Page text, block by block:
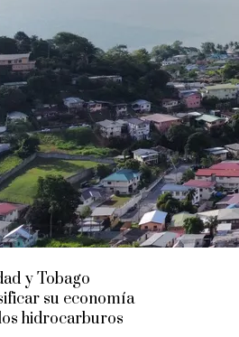
y Tobago
su economía
hidrocarburos